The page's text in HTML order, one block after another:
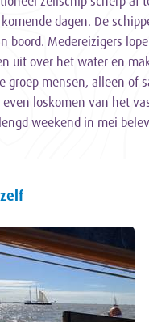
dagen. De
boord. Medereizigers
uit over het water en
groep mensen, alleen of
even loskomen van het
weekend in mei